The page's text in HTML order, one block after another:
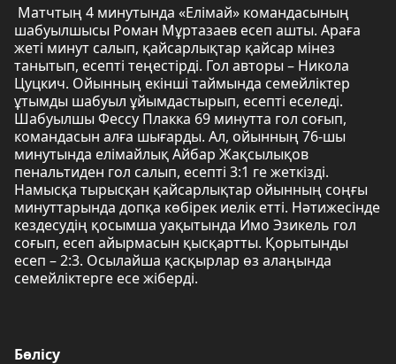
Матчтың 4 минутында «Елімай» командасының
шабуылшысы Роман Мұртазаев есеп ашты. Араға
жеті минут салып, қайсарлықтар қайсар мінез
танытып, есепті теңестірді. Гол авторы – Никола
Цуцкич. Ойынның екінші таймында семейліктер
ұтымды шабуыл ұйымдастырып, есепті еселеді.
Шабуылшы Фессу Плакка 69 минутта гол соғып,
командасын алға шығарды. Ал, ойынның 76-шы
минутында елімайлық Айбар Жақсылықов
пенальтиден гол салып, есепті 3:1 ге жеткізді.
Намысқа тырысқан қайсарлықтар ойынның соңғы
минуттарында допқа көбірек иелік етті. Нәтижесінде
кездесудің қосымша уақытында Имо Эзикель гол
соғып, есеп айырмасын қысқартты. Қорытынды
есеп – 2:3. Осылайша қасқырлар өз алаңында
семейліктерге есе жіберді.
Бөлісу